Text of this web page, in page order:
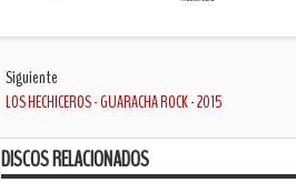
Siguiente
LOS HECHICEROS - GUARACHA ROCK - 2015
DISCOS RELACIONADOS